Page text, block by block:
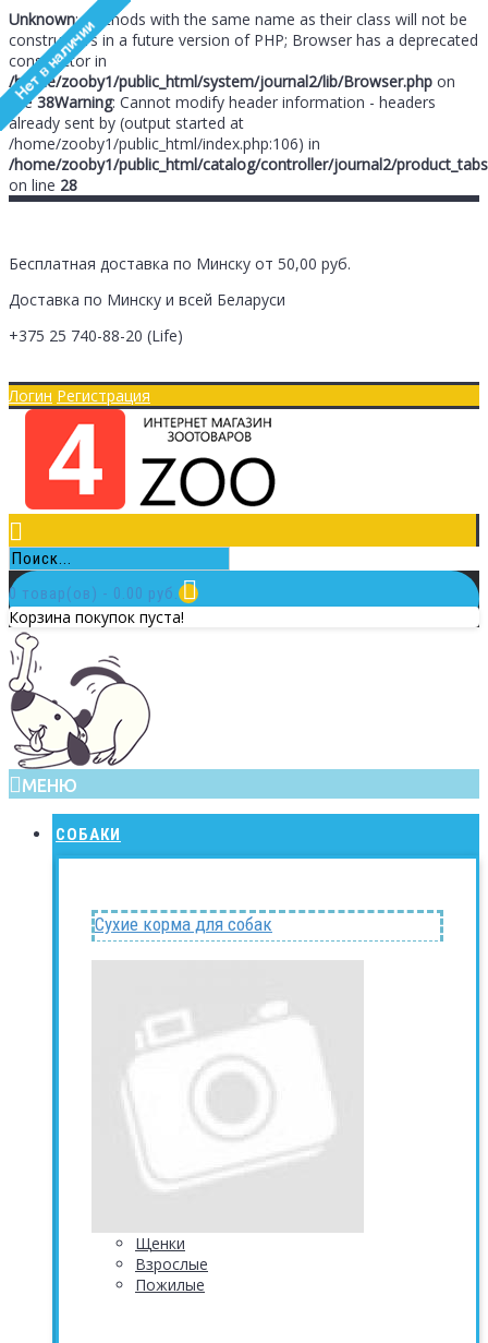
Unknown: Methods with the same name as their class will not be
constructors in a future version of PHP; Browser has a deprecated
constructor in
/home/zooby1/public_html/system/journal2/lib/Browser.php on
line38Warning: Cannot modify header information - headers
already sent by (output started at
/home/zooby1/public_html/index.php:106) in
/home/zooby1/public_html/catalog/controller/journal2/
on line 28
Бесплатная доставка по Минску от 50,00 руб.
Доставка по Минску и всей Беларуси
+375 25 740-88-20 (Life)
Логин Регистрация
0 товар(ов) - 0.00 руб.
Корзина покупок пуста!
МЕНЮ
СОБАКИ
Сухие корма для собак
Щенки
Взрослые
Пожилые